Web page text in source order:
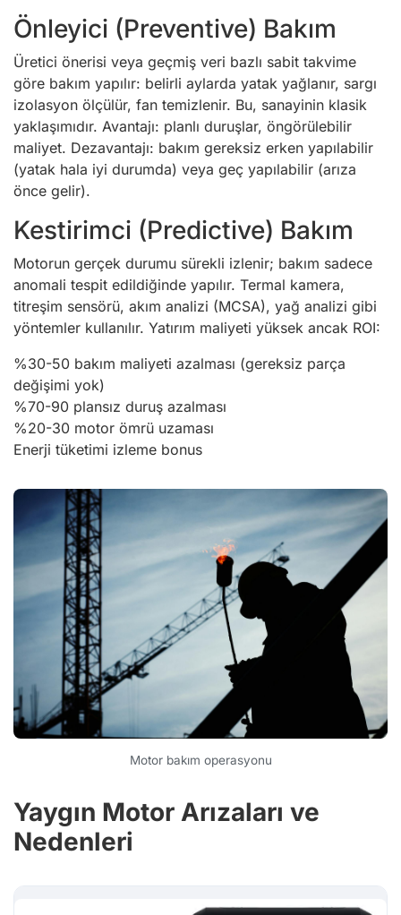
Önleyici (Preventive) Bakım
Üretici önerisi veya geçmiş veri bazlı sabit takvime
göre bakım yapılır: belirli aylarda yatak yağlanır, sargı
izolasyon ölçülür, fan temizlenir. Bu, sanayinin klasik
yaklaşımıdır. Avantajı: planlı duruşlar, öngörülebilir
maliyet. Dezavantajı: bakım gereksiz erken yapılabilir
(yatak hala iyi durumda) veya geç yapılabilir (arıza
önce gelir).
Kestirimci (Predictive) Bakım
Motorun gerçek durumu sürekli izlenir; bakım sadece
anomali tespit edildiğinde yapılır. Termal kamera,
titreşim sensörü, akım analizi (MCSA), yağ analizi gibi
yöntemler kullanılır. Yatırım maliyeti yüksek ancak ROI:
%30-50 bakım maliyeti azalması (gereksiz parça
değişimi yok)
%70-90 plansız duruş azalması
%20-30 motor ömrü uzaması
Enerji tüketimi izleme bonus
Motor bakım operasyonu
Yaygın Motor Arızaları ve
Nedenleri